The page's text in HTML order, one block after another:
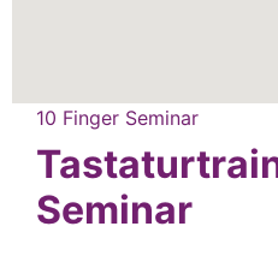
10 Finger Seminar
Seminar